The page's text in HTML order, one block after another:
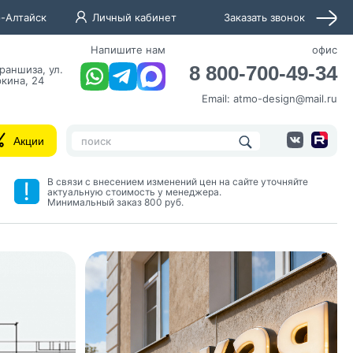
Алтайск Личный кабинет Заказать звонок
ул.
24
Напишите нам офис
8 800-700-49-34
Email: atmo-design@mail.ru
Акции
В связи с внесением изменений цен на сайте уточняйте
актуальную стоимость у менеджера.
Минимальный заказ 800 руб.
и согласие с